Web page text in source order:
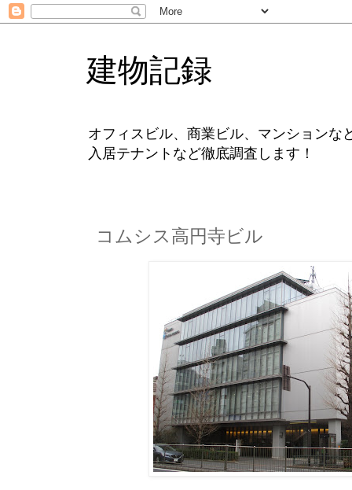
建物記録
オフィスビル、商業ビル、マンションな
入居テナントなど徹底調査します！
コムシス高円寺ビル